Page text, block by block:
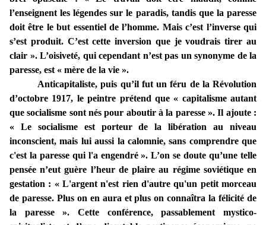
l’enseignent les légendes sur le paradis, tandis que la paresse
doit être le but essentiel de l’homme. Mais c’est l’inverse qui
s’est produit. C’est cette inversion que je voudrais tirer au
clair ». L’oisiveté, qui cependant n’est pas un synonyme de la
paresse, est « mère de la vie ».
Anticapitaliste, puis qu’il fut un féru de la Révolution
d’octobre 1917, le peintre prétend que « capitalisme autant
que socialisme sont nés pour aboutir à la paresse ». Il ajoute :
« Le socialisme est porteur de la libération au niveau
inconscient, mais lui aussi la calomnie, sans comprendre que
c'est la paresse qui l'a engendré ». L’on se doute qu’une telle
pensée n’eut guère l’heur de plaire au régime soviétique en
gestation : « L'argent n'est rien d'autre qu'un petit morceau
de paresse. Plus on en aura et plus on connaîtra la félicité de
la paresse ». Cette conférence, passablement mystico-